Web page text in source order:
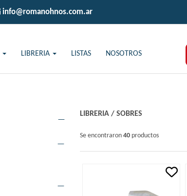
info@romanohnos.com.ar
LIBRERIA LISTAS NOSOTROS
LIBRERIA/ SOBRES
Se encontraron 40 productos